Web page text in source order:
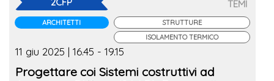
ARCHITETTI
TEMI
STRUTTURE
ISOLAMENTO TERMICO
11 giu 2025 | 16.45 - 19.15
Progettare coi Sistemi costruttivi ad